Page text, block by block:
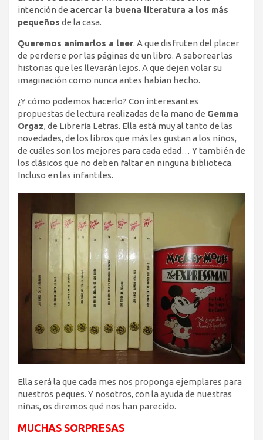
intención de acercar la buena literatura a los más
pequeños de la casa.
Queremos animarlos a leer. A que disfruten del placer
de perderse por las páginas de un libro. A saborear las
historias que les llevarán lejos. A que dejen volar su
imaginación como nunca antes habían hecho.
¿Y cómo podemos hacerlo? Con interesantes
propuestas de lectura realizadas de la mano de Gemma
Orgaz, de Librería Letras. Ella está muy al tanto de las
novedades, de los libros que más les gustan a los niños,
de cuáles son los mejores para cada edad… Y también de
los clásicos que no deben faltar en ninguna biblioteca.
Incluso en las infantiles.
Ella será la que cada mes nos proponga ejemplares para
nuestros peques. Y nosotros, con la ayuda de nuestras
niñas, os diremos qué nos han parecido.
MUCHAS SORPRESAS